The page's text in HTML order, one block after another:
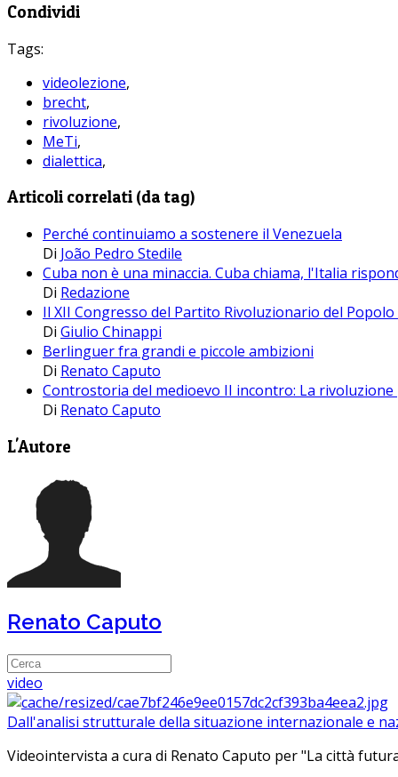
Condividi
Tags:
videolezione,
brecht,
rivoluzione,
MeTi,
dialettica,
Articoli correlati (da tag)
Perché continuiamo a sostenere il Venezuela
Di João Pedro Stedile
Cuba non è una minaccia. Cuba chiama, l'Italia
Di Redazione
Il XII Congresso del Partito Rivoluzionario del
Di Giulio Chinappi
Berlinguer fra grandi e piccole ambizioni
Di Renato Caputo
Controstoria del medioevo II incontro: La rivoluzione
Di Renato Caputo
L'Autore
Renato Caputo
video
Dall'analisi strutturale della situazione internazionale e
Videointervista a cura di Renato Caputo per "La città